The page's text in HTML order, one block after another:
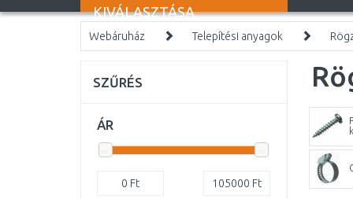
KIVÁLASZTÁSA
Webáruház Telepítési anyagok
SZŰRÉS
ÁR
0 Ft 105000 Ft